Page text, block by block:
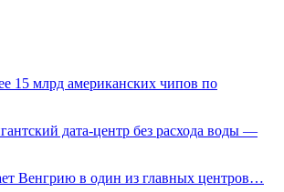
15 млрд американских чипов по
дата-центр без расхода воды —
Венгрию в один из главных центров…